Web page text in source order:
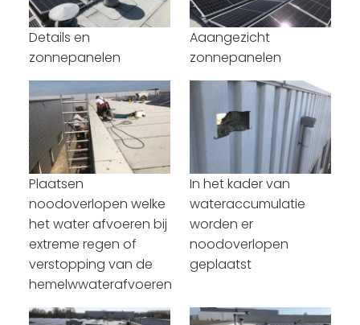
Details en
zonnepanelen
Aaangezicht
zonnepanelen
Plaatsen
noodoverlopen welke
het water afvoeren bij
extreme regen of
verstopping van de
hemelwwaterafvoeren
In het kader van
wateraccumulatie
worden er
noodoverlopen
geplaatst